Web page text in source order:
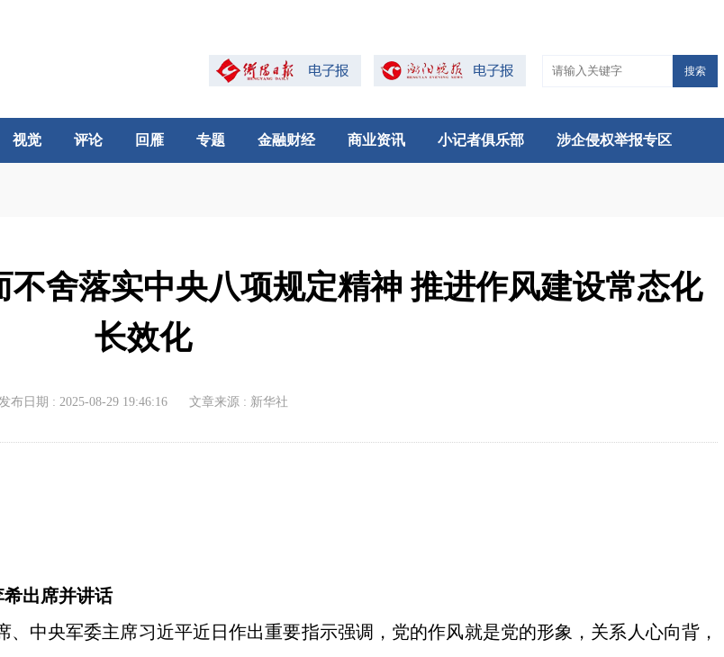
搜索
视觉 评论 回雁 专题 金融财经 商业资讯 小记者俱乐部 涉企侵权举报专区
舍落实中央八项规定精神 推进作风建设常态化
长效化
布日期 : 2025-08-29 19:46:16 文章来源 : 新华社
出席并讲话
中央军委主席习近平近日作出重要指示强调，党的作风就是党的形象，关系人心向背，